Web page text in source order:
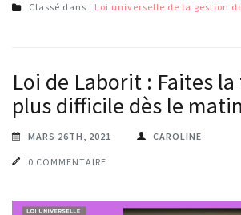
Classé dans : Loi universelle de la gestion
Loi de Laborit : Faites la
plus difficile dès le
MARS 26TH, 2021 CAROLINE
0 COMMENTAIRE